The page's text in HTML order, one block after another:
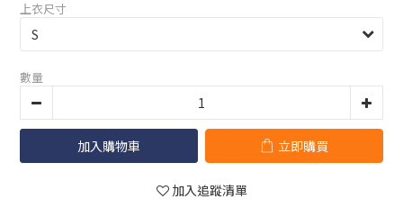
上衣尺寸
數量
加入購物車 立即購買
加入追蹤清單